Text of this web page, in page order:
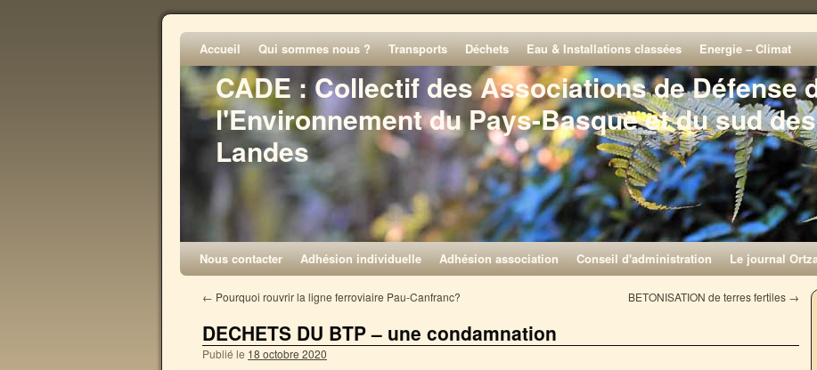
CADE : Collectif des Associations de Défense
l'Environnement du Pays-Basque et du sud des
Landes
Accueil Qui sommes nous ? Transports Déchets Eau & Installations classées Energie – Climat
Nous contacter Adhésion individuelle Adhésion association Conseil d'administration Le journal
← Pourquoi rouvrir la ligne ferroviaire Pau-Canfranc? BETONISATION de terres fertiles →
DECHETS DU BTP – une condamnation
Publié le 18 octobre 2020